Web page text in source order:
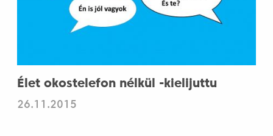
Élet okostelefon nélkül -kielijuttu
26.11.2015